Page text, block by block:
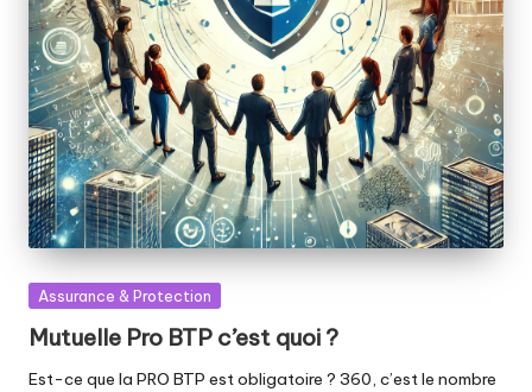
Posted
Assurance & Protection
Mutuelle Pro BTP c’est quoi ?
Est-ce que la PRO BTP est obligatoire ? 360, c’est le nombre